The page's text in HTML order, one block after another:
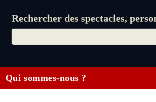
Rechercher des spectacles,
Qui sommes-nous ?